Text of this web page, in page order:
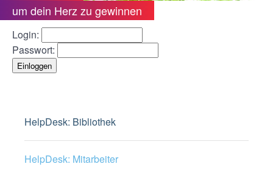
um dein Herz zu gewinnen
Login:
Passwort:
HelpDesk: Bibliothek
HelpDesk: Mitarbeiter